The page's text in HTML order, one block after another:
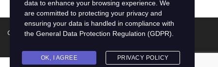
Copyright © 2019 Bon Appetit Theme by Stylemix Themes
data to enhance your browsing experience. We
are committed to protecting your privacy and
ensuring your data is handled in compliance with
the General Data Protection Regulation (GDPR)
OK, I AGREE PRIVACY POLICY